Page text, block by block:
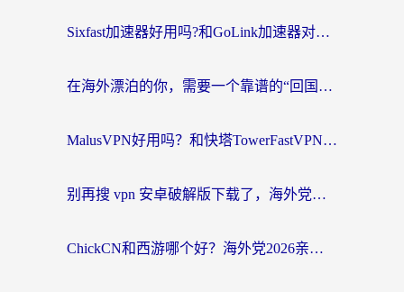
Sixfast加速器好用吗?和GoLink加速器对比哪个回国效果更好?海外党亲测实用指南
在海外漂泊的你，需要一个靠谱的“回国机场”
MalusVPN好用吗？和快塔TowerFastVPN对比哪个回国效果更好？海外党亲测实用指南
别再搜 vpn 安卓破解版下载了，海外党回国上网的正确姿势在这里
ChickCN和西游哪个好？海外党2026亲测回国加速器选择指南（附expressvpn中国对比）